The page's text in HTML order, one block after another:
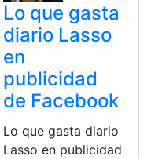
Lo que gasta
diario Lasso
en
publicidad
de Facebook
Lo que gasta diario
Lasso en publicidad